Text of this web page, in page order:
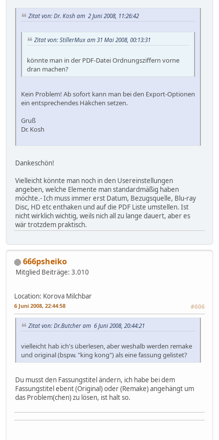
Zitat von: Dr. Kosh am 2 Juni 2008, 11:26:42
Zitat von: StillerMux am 31 Mai 2008, 00:13:31
könnte man in der PDF-Datei Ordnungsziffern vorne
dran machen?
Kein Problem! Ab sofort kann man bei den Export-Optionen
ein entsprechendes Häkchen setzen.
Gruß
Dr. Kosh
Dankeschön!
Vielleicht könnte man noch in den Usereinstellungen
angeben, welche Elemente man standardmäßig haben
möchte.- Ich muss immer erst Datum, Bezugsquelle, Blu-ray
Disc, HD etc enthaken und auf die PDF Liste umstellen. Ist
nicht wirklich wichtig, weils nich all zu lange dauert, aber es
wär trotzdem praktisch.
666psheiko
Mitglied Beiträge: 3.010
Location: Korova Milchbar
6 Juni 2008, 22:44:58 #606
Zitat von: Dr.Butcher am 6 Juni 2008, 20:44:21
vielleicht hab ich's überlesen, aber weshalb werden remake
und original (bspw. "king kong") als eine fassung gelistet?
Du musst den Fassungstitel ändern, ich habe bei dem
Fassungstitel ebent (Original) oder (Remake) angehängt um
das Problem(chen) zu lösen, ist halt so.